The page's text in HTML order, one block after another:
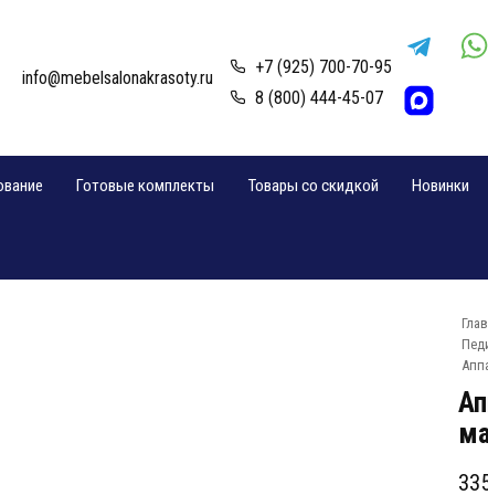
info@mebelsalonakrasoty.ru
+7 (925) 700-70-95
8 (800) 444-45-07
Готовые комплекты Товары со скидкой Новинки